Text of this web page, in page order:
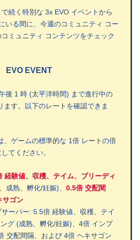
続く特別な 3x EVO イベントから
いる間に、今週のコミュニティ コー
ミュニティ コンテンツをチェック
EVO EVENT
後 1 時 (太平洋時間) まで進行中の
ます。以下のレートを確認できま
、ゲームの標準的な 1倍 レートの倍
てください。
経験値、収穫、テイム、ブリーディ
成熟、孵化/妊娠)、 0.5倍 交配間
サゴン
サーバー: 5.5倍 経験値、収穫、テイ
グ (成熟、孵化/妊娠)、4倍 インプ
交配間隔、および 4倍 ヘキサゴン